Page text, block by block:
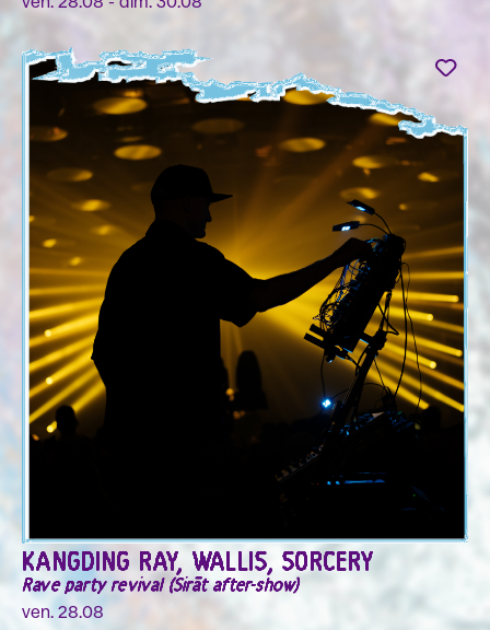
KANGDING RAY, WALLIS, SORCERY
Rave party revival (Sirāt after-show)
ven. 28.08